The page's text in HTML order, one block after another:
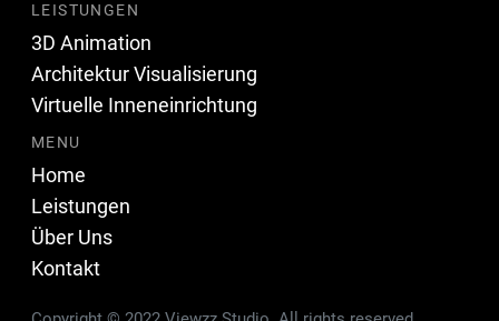
LEISTUNGEN
3D Animation
Architektur Visualisierung
Virtuelle Inneneinrichtung
MENU
Home
Leistungen
Über Uns
Kontakt